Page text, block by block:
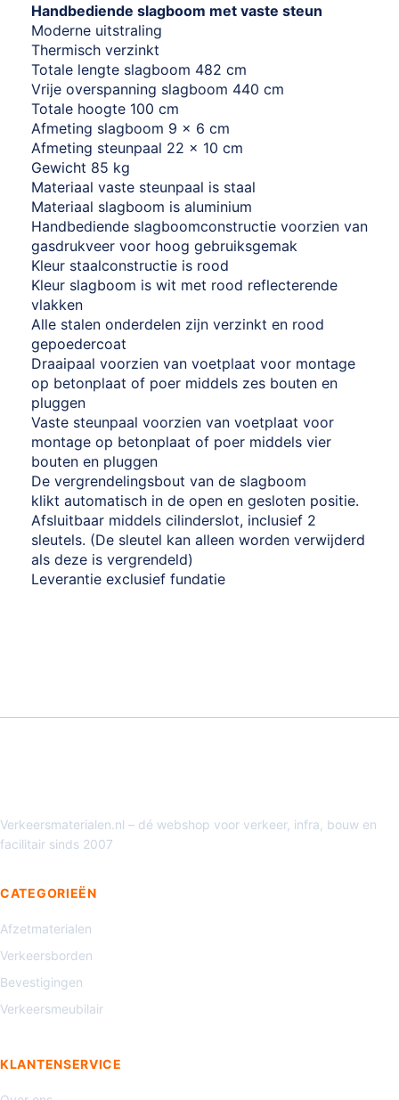
Handbediende slagboom met vaste steun
Moderne uitstraling
Thermisch verzinkt
Totale lengte slagboom 482 cm
Vrije overspanning slagboom 440 cm
Totale hoogte 100 cm
Afmeting slagboom 9 x 6 cm
Afmeting steunpaal 22 x 10 cm
Gewicht 85 kg
Materiaal vaste steunpaal is staal
Materiaal slagboom is aluminium
Handbediende slagboomconstructie voorzien van
gasdrukveer voor hoog gebruiksgemak
Kleur staalconstructie is rood
Kleur slagboom is wit met rood reflecterende
vlakken
Alle stalen onderdelen zijn verzinkt en rood
gepoedercoat
Draaipaal voorzien van voetplaat voor montage
op betonplaat of poer middels zes bouten en
pluggen
Vaste steunpaal voorzien van voetplaat voor
montage op betonplaat of poer middels vier
bouten en pluggen
De vergrendelingsbout van de slagboom
klikt automatisch in de open en gesloten positie.
Afsluitbaar middels cilinderslot, inclusief 2
sleutels. (De sleutel kan alleen worden verwijderd
als deze is vergrendeld)
Leverantie exclusief fundatie
Verkeersmaterialen.nl – dé webshop voor verkeer, infra, bouw en
facilitair sinds 2007
CATEGORIEËN
Afzetmaterialen
Verkeersborden
Bevestigingen
Verkeersmeubilair
KLANTENSERVICE